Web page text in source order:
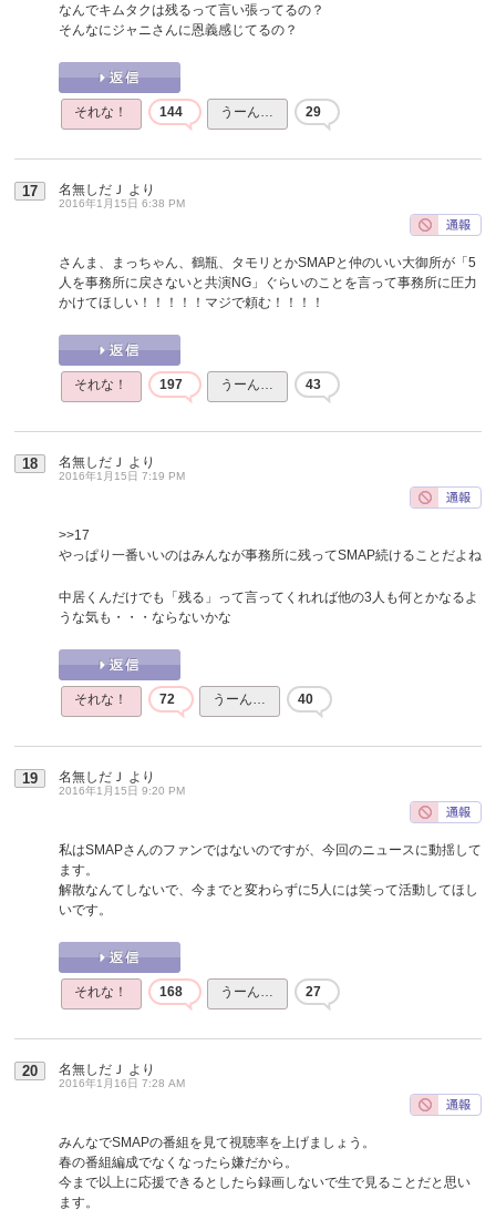
なんでキムタクは残るって言い張ってるの？
そんなにジャニさんに恩義感じてるの？
それな！ 144 うーん… 29
17 名無しだＪ より
2016年1月15日 6:38 PM
さんま、まっちゃん、鶴瓶、タモリとかSMAPと仲のいい大御所が「5
人を事務所に戻さないと共演NG」ぐらいのことを言って事務所に圧力
かけてほしい！！！！！マジで頼む！！！！
それな！ 197 うーん… 43
18 名無しだＪ より
2016年1月15日 7:19 PM
>>17
やっぱり一番いいのはみんなが事務所に残ってSMAP続けることだよね
中居くんだけでも「残る」って言ってくれれば他の3人も何とかなるよ
うな気も・・・ならないかな
それな！ 72 うーん… 40
19 名無しだＪ より
2016年1月15日 9:20 PM
私はSMAPさんのファンではないのですが、今回のニュースに動揺して
ます。
解散なんてしないで、今までと変わらずに5人には笑って活動してほし
いです。
それな！ 168 うーん… 27
20 名無しだＪ より
2016年1月16日 7:28 AM
みんなでSMAPの番組を見て視聴率を上げましょう。
春の番組編成でなくなったら嫌だから。
今まで以上に応援できるとしたら録画しないで生で見ることだと思い
ます。